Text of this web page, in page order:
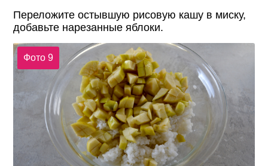
Переложите остывшую рисовую кашу в миску,
добавьте нарезанные яблоки.
Фото 9